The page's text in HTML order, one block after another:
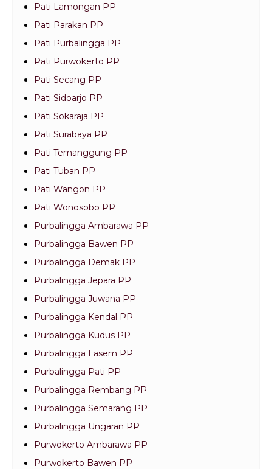
Pati Lamongan PP
Pati Parakan PP
Pati Purbalingga PP
Pati Purwokerto PP
Pati Secang PP
Pati Sidoarjo PP
Pati Sokaraja PP
Pati Surabaya PP
Pati Temanggung PP
Pati Tuban PP
Pati Wangon PP
Pati Wonosobo PP
Purbalingga Ambarawa PP
Purbalingga Bawen PP
Purbalingga Demak PP
Purbalingga Jepara PP
Purbalingga Juwana PP
Purbalingga Kendal PP
Purbalingga Kudus PP
Purbalingga Lasem PP
Purbalingga Pati PP
Purbalingga Rembang PP
Purbalingga Semarang PP
Purbalingga Ungaran PP
Purwokerto Ambarawa PP
Purwokerto Bawen PP